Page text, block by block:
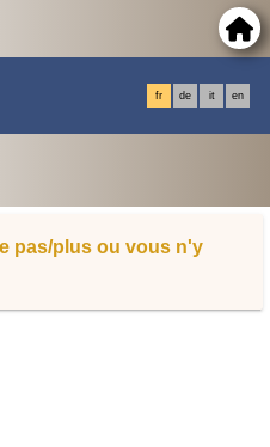
fr de it en
pas/plus ou vous n'y